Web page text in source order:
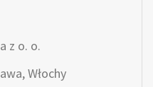
z o. o.
Włochy